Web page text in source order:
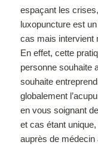
espaçant les
luxopuncture est
cas mais intervient
En effet, cette
personne souhaite
souhaite
globalement
en vous soignant
et cas étant
auprès de médecin